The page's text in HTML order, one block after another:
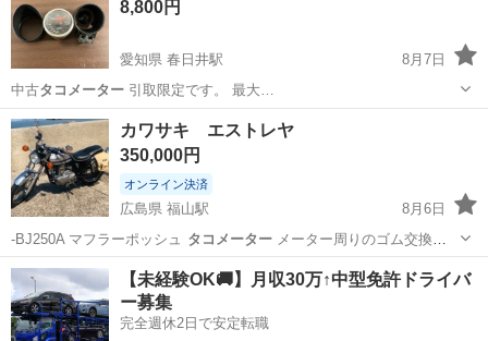
8,800円
愛知県 春日井駅
8月7日
中古タコメーター 引取限定です。 最大…
愛知 春日井市 春日井駅 アクセサリー
カワサキ エストレヤ
350,000円
オンライン決済
広島県 福山駅
8月6日
-BJ250A マフラーポッシュ タコメーターメーター周りのゴム交換済
み メー…
広島 福山市 福山駅 家具 エストレヤ
【未経験OK🚚】月収30万↑中型免許ドライバ
ー募集
完全週休2日で安定転職